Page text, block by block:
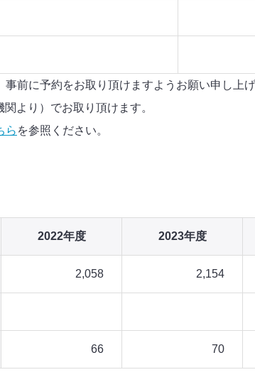
前に予約をお取り頂けますようお願い申し上
より）でお取り頂けます。
ら を参照ください。
2022年度 2023年度
2,058 2,154
66 70